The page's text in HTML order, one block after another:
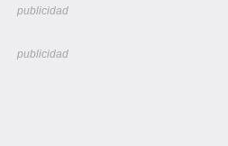
publicidad
publicidad